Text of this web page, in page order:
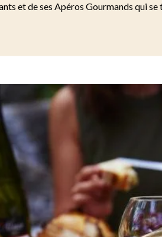
et de ses Apéros Gourmands qui se